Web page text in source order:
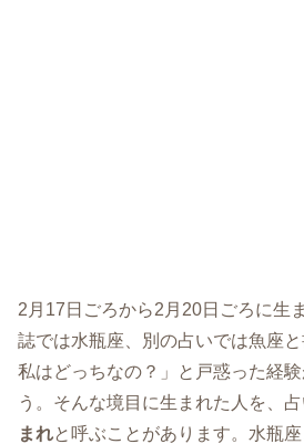
2月17日ごろから2月20日ごろに生
誌では水瓶座、別の占いでは魚座
私はどっちなの？」と戸惑った経
う。そんな境目に生まれた人を、
まれと呼ぶことがあります。水瓶